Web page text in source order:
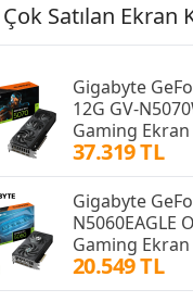
Çok Satılan Ekran
Gigabyte
12G GV-
Gaming Ekran
37.319 TL
Gigabyte
N5060EAGLE
Gaming Ekran
20.549 TL